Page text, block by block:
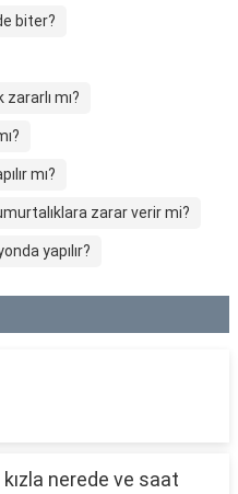
biter?
mı?
mı?
zarar verir mi?
yapılır?